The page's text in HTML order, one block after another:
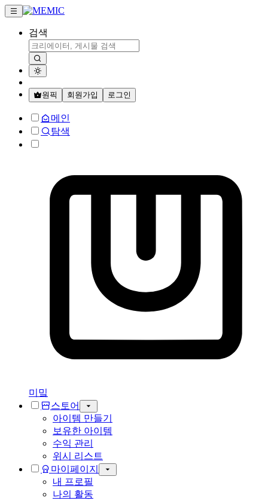
검색
원픽 회원가입 로그인
메인
탐색
미밐
스토어
아이템 만들기
보유한 아이템
수익 관리
위시 리스트
마이페이지
내 프로필
나의 활동